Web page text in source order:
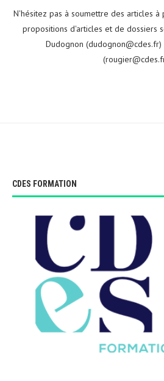
N'hésitez pas à soumettre des articles à
propositions d'articles et de dossiers
Dudognon
CDES FORMATION